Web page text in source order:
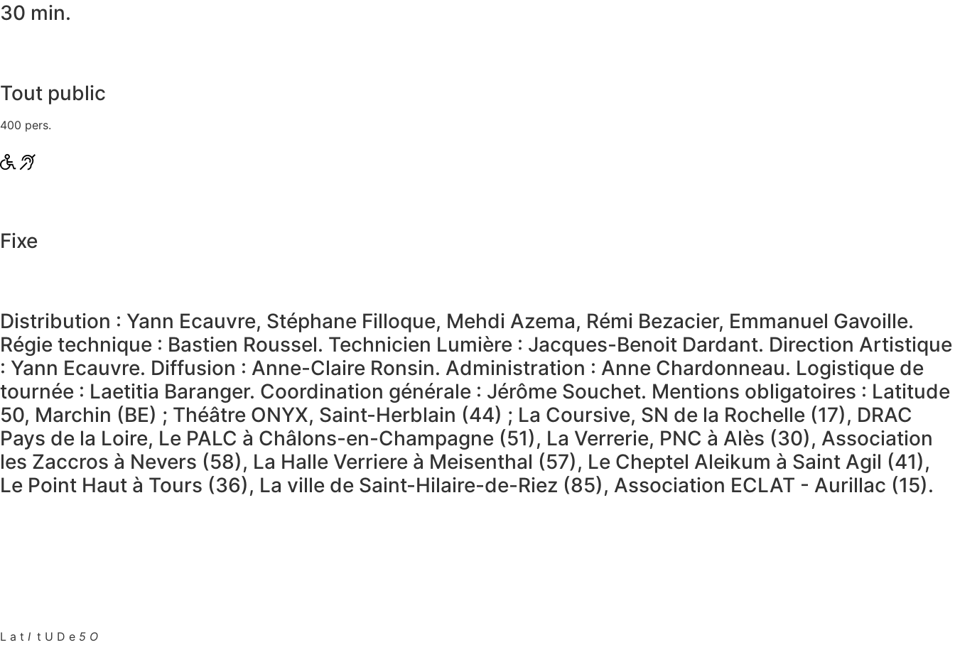
30 min.
Tout public
400 pers.
Fixe
Distribution : Yann Ecauvre, Stéphane Filloque, Mehdi Azema, Rémi Bezacier, Emmanuel Gavoille.
Régie technique : Bastien Roussel. Technicien Lumière : Jacques-Benoit Dardant. Direction Artistique
: Yann Ecauvre. Diffusion : Anne-Claire Ronsin. Administration : Anne Chardonneau. Logistique de
tournée : Laetitia Baranger. Coordination générale : Jérôme Souchet. Mentions obligatoires : Latitude
50, Marchin (BE) ; Théâtre ONYX, Saint-Herblain (44) ; La Coursive, SN de la Rochelle (17), DRAC
Pays de la Loire, Le PALC à Châlons-en-Champagne (51), La Verrerie, PNC à Alès (30), Association
les Zaccros à Nevers (58), La Halle Verriere à Meisenthal (57), Le Cheptel Aleikum à Saint Agil (41),
Le Point Haut à Tours (36), La ville de Saint-Hilaire-de-Riez (85), Association ECLAT - Aurillac (15).
L a t I t U D e 5 O